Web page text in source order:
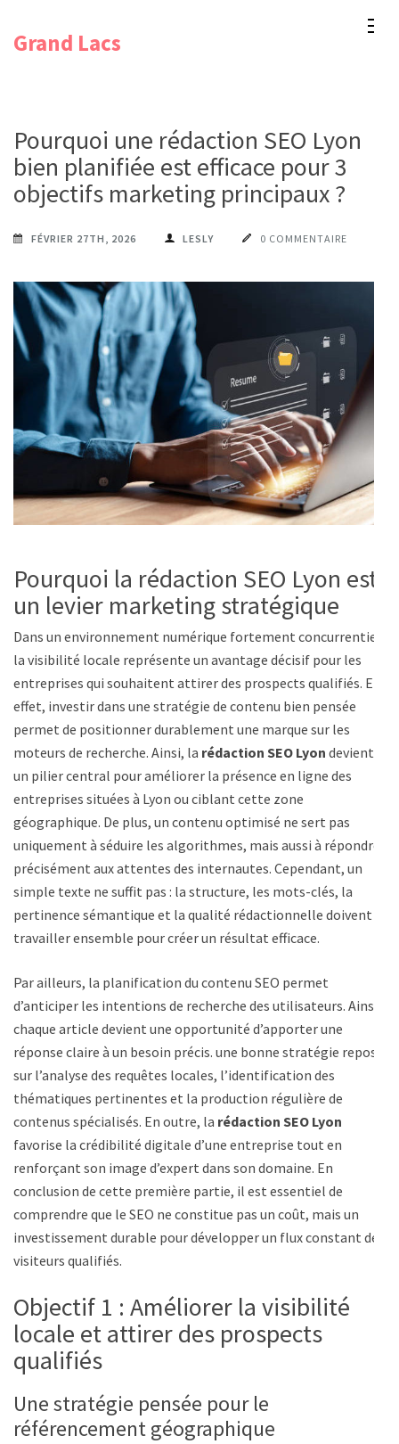
Grand Lacs
Pourquoi une rédaction SEO Lyon
bien planifiée est efficace pour 3
objectifs marketing principaux ?
FÉVRIER 27TH, 2026 LESLY 0 COMMENTAIRE
Pourquoi la rédaction SEO Lyon est
un levier marketing stratégique
Dans un environnement numérique fortement concurrentiel,
la visibilité locale représente un avantage décisif pour les
entreprises qui souhaitent attirer des prospects qualifiés. En
effet, investir dans une stratégie de contenu bien pensée
permet de positionner durablement une marque sur les
moteurs de recherche. Ainsi, la rédaction SEO Lyon devient
un pilier central pour améliorer la présence en ligne des
entreprises situées à Lyon ou ciblant cette zone
géographique. De plus, un contenu optimisé ne sert pas
uniquement à séduire les algorithmes, mais aussi à répondre
précisément aux attentes des internautes. Cependant, un
simple texte ne suffit pas : la structure, les mots-clés, la
pertinence sémantique et la qualité rédactionnelle doivent
travailler ensemble pour créer un résultat efficace.
Par ailleurs, la planification du contenu SEO permet
d’anticiper les intentions de recherche des utilisateurs. Ainsi,
chaque article devient une opportunité d’apporter une
réponse claire à un besoin précis. une bonne stratégie repose
sur l’analyse des requêtes locales, l’identification des
thématiques pertinentes et la production régulière de
contenus spécialisés. En outre, la rédaction SEO Lyon
favorise la crédibilité digitale d’une entreprise tout en
renforçant son image d’expert dans son domaine. En
conclusion de cette première partie, il est essentiel de
comprendre que le SEO ne constitue pas un coût, mais un
investissement durable pour développer un flux constant de
visiteurs qualifiés.
Objectif 1 : Améliorer la visibilité
locale et attirer des prospects
qualifiés
Une stratégie pensée pour le
référencement géographique